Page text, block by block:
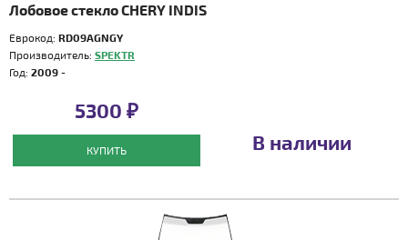
Лобовое стекло CHERY INDIS
Еврокод: RD09AGNGY
Производитель: SPEKTR
Год: 2009 -
5300 ₽
КУПИТЬ В наличии